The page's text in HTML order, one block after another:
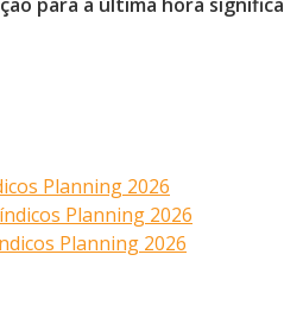
Planning 2026
Planning 2026
Planning 2026